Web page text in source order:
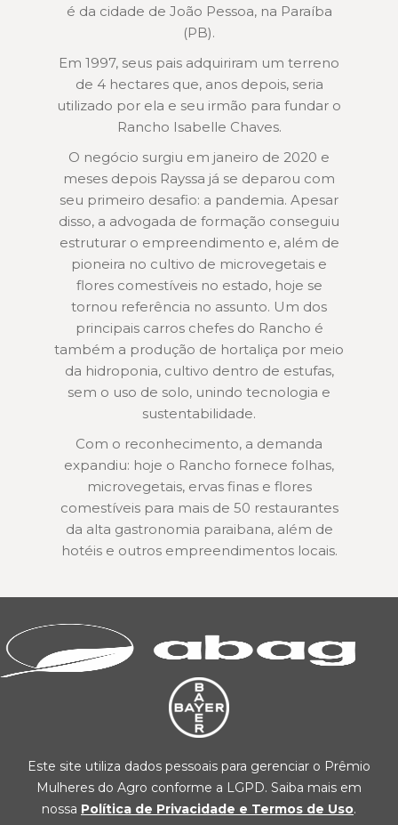
é da cidade de João Pessoa, na Paraíba
(PB).
Em 1997, seus pais adquiriram um terreno
de 4 hectares que, anos depois, seria
utilizado por ela e seu irmão para fundar o
Rancho Isabelle Chaves.
O negócio surgiu em janeiro de 2020 e
meses depois Rayssa já se deparou com
seu primeiro desafio: a pandemia. Apesar
disso, a advogada de formação conseguiu
estruturar o empreendimento e, além de
pioneira no cultivo de microvegetais e
flores comestíveis no estado, hoje se
tornou referência no assunto. Um dos
principais carros chefes do Rancho é
também a produção de hortaliça por meio
da hidroponia, cultivo dentro de estufas,
sem o uso de solo, unindo tecnologia e
sustentabilidade.
Com o reconhecimento, a demanda
expandiu: hoje o Rancho fornece folhas,
microvegetais, ervas finas e flores
comestíveis para mais de 50 restaurantes
da alta gastronomia paraibana, além de
hotéis e outros empreendimentos locais.
Este site utiliza dados pessoais para gerenciar o Prêmio
Mulheres do Agro conforme a LGPD. Saiba mais em
nossa Política de Privacidade e Termos de Uso.